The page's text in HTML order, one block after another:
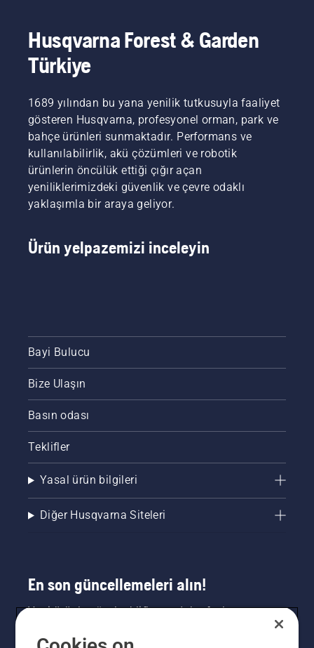
Husqvarna Forest & Garden
Türkiye
1689 yılından bu yana yenilik tutkusuyla faaliyet
gösteren Husqvarna, profesyonel orman, park ve
bahçe ürünleri sunmaktadır. Performans ve
kullanılabilirlik, akü çözümleri ve robotik
ürünlerin öncülük ettiği çığır açan
yeniliklerimizdeki güvenlik ve çevre odaklı
yaklaşımla bir araya geliyor.
Ürün yelpazemizi inceleyin
Bayi Bulucu
Bize Ulaşın
Basın odası
Teklifler
Yasal ürün bilgileri
Diğer Husqvarna Siteleri
En son güncellemeleri alın!
Yeni ürünler, özel teklifler ve daha fazlası
buradan kaydolun.